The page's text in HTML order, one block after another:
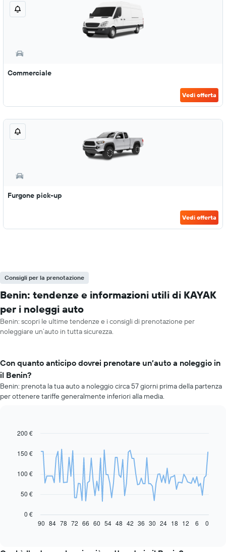
Commerciale
Vedi offerta
Furgone pick-up
Vedi offerta
Consigli per la prenotazione
Benin: tendenze e informazioni utili di KAYAK
per i noleggi auto
Benin: scopri le ultime tendenze e i consigli di prenotazione per
noleggiare un’auto in tutta sicurezza.
Con quanto anticipo dovrei prenotare un’auto a noleggio in
il Benin?
Benin: prenota la tua auto a noleggio circa 57 giorni prima della partenza
per ottenere tariffe generalmente inferiori alla media.
Line
points.
seguente
Chart
0 €
50 €
100 €
150 €
200 €
90 84 78 72 66 60 54 48 42 36 30 24 18 12 6 0